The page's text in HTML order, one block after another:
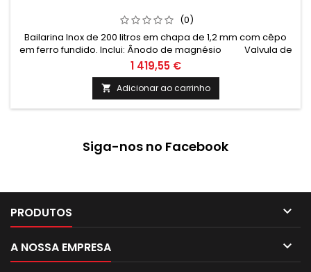
(0)
Bailarina Inox de 200 litros em chapa de 1,2 mm com cêpo
em ferro fundido. Inclui: Ânodo de magnésio Valvula de
segurança 6 Bar Termómetro e cordão refratário
Medidas: Altura: 1630mm Altura total com cepo: 2030mm
Diametro: 510mm
1 419,55 €
 Adicionar ao carrinho
Siga-nos no Facebook
PRODUTOS 
A NOSSA EMPRESA 